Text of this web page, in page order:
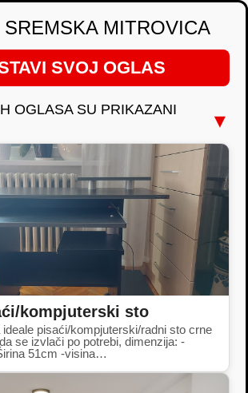
MITROVICA
SVOJ OGLAS
OGLASA SU PRIKAZANI
▼
kompjuterski sto
pisaći/kompjuterski/radni sto crne
se izvlači po potrebi, dimenzija: -
51cm -visina…